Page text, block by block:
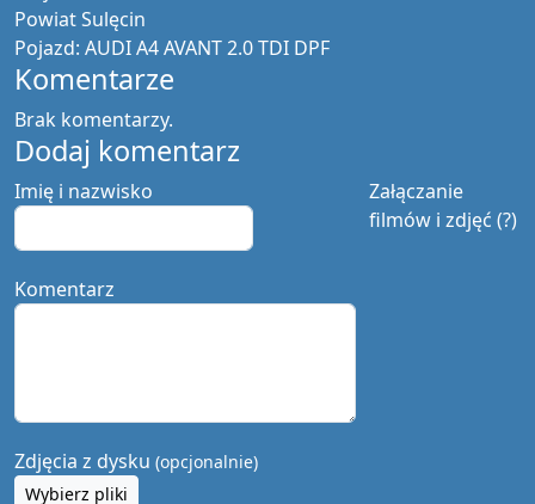
PowiatSulęcin
Pojazd: AUDI A4 AVANT 2.0 TDI DPF
Komentarze
Brak komentarzy.
Dodaj komentarz
Załączanie
filmów i zdjęć (?)
Imię i nazwisko
Komentarz
Zdjęcia z dysku (opcjonalnie)
Wybierz pliki